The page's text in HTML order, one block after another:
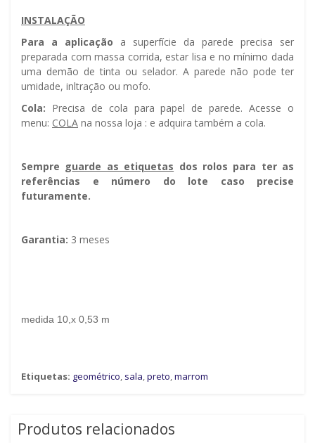
INSTALAÇÃO
Para a aplicação a superfície da parede precisa ser
preparada com massa corrida, estar lisa e no mínimo dada
uma demão de tinta ou selador. A parede não pode ter
umidade, infiltração ou mofo.
Cola: Precisa de cola para papel de parede. Acesse o
menu: COLA na nossa loja : e adquira também a cola.
Sempre guarde as etiquetas dos rolos para ter as
referências e número do lote caso precise
futuramente.
Garantia: 3 meses
medida 10,x 0,53 m
Etiquetas: geométrico, sala,preto,marrom
Produtos relacionados